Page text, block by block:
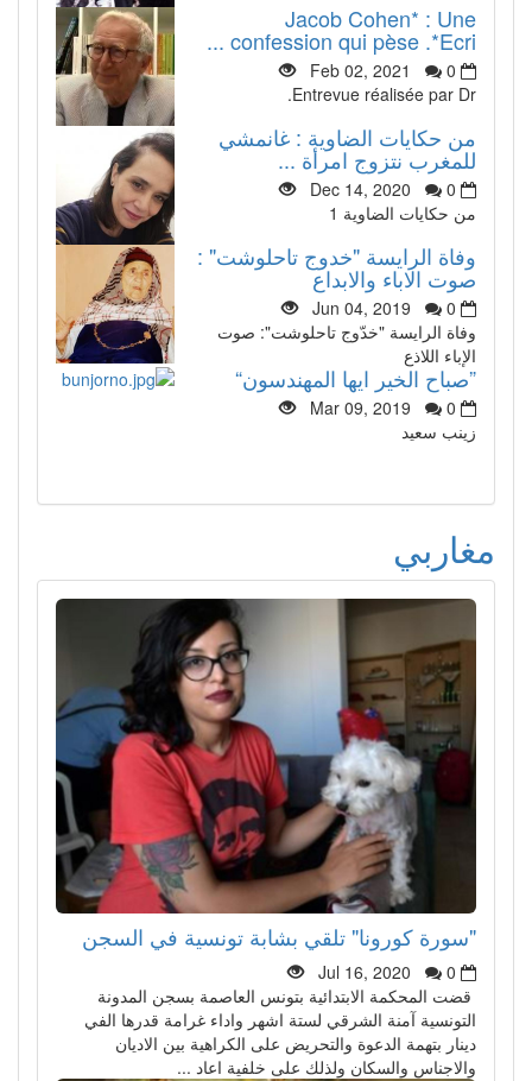
Jacob Cohen* : Une
confession qui pèse .*Ecri ...
Feb 02, 2021
0
Entrevue réalisée par Dr.
من حكايات الضاوية : غانمشي
للمغرب نتزوج امرأة ...
Dec 14, 2020
0
من حكايات الضاوية 1
وفاة الرايسة "خدوج تاحلوشت" :
صوت الاباء والابداع
Jun 04, 2019
0
وفاة الرايسة "خدّوج تاحلوشت": صوت
الإباء اللاذع
”صباح الخير ايها المهندسون“
Mar 09, 2019
0
زينب سعيد
مغاربي
"سورة كورونا" تلقي بشابة تونسية في السجن
Jul 16, 2020
0
قضت المحكمة الابتدائية بتونس العاصمة بسجن المدونة
التونسية آمنة الشرقي لستة اشهر واداء غرامة قدرها الفي
دينار بتهمة الدعوة والتحريض على الكراهية بين الاديان
والاجناس والسكان ولذلك على خلفية اعاد ...